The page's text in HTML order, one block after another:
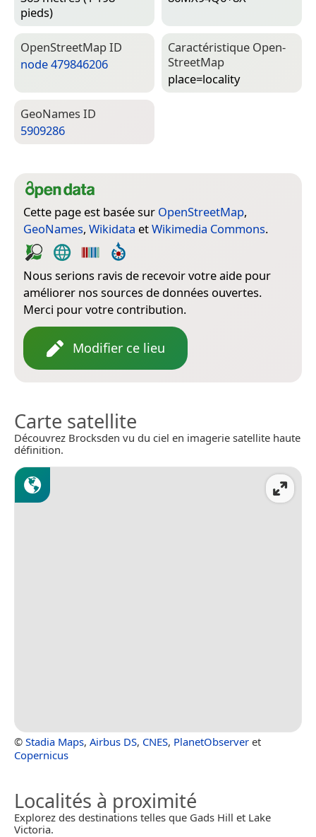
pieds)
Open­Street­Map ID
node 479846206
Caractéristique Open­
Street­Map
place=­locality
Geo­Names ID
5909286
Cette page est basée sur OpenStreetMap,
GeoNames, Wikidata etWikimedia Commons.
Nous serions ravis de recevoir votre aide pour
améliorer nos sources de données ouvertes.
Merci pour votre contribution.
Modifier ce lieu
Carte satellite
Découvrez Brocksden vu du ciel en imagerie satellite haute
définition.
© Stadia Maps, Airbus DS, CNES, PlanetObserver et
Copernicus
Localités à proximité
Explorez des destinations telles que Gads Hill et Lake
Victoria.